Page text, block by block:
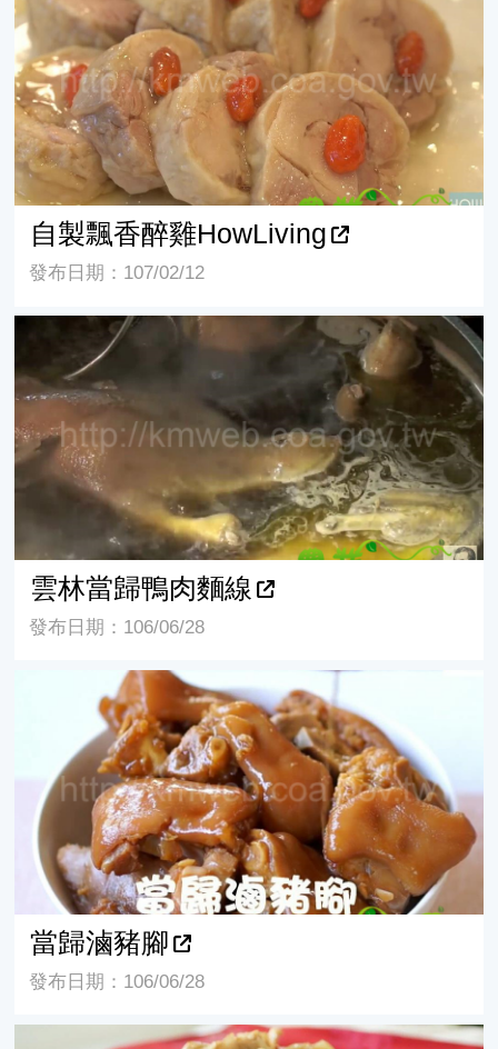
自製飄香醉雞HowLiving
發布日期：107/02/12
雲林當歸鴨肉麵線
雲林當歸鴨肉麵線
發布日期：106/06/28
當歸滷豬腳
發布日期：106/06/28
當歸松板豬--美食篇